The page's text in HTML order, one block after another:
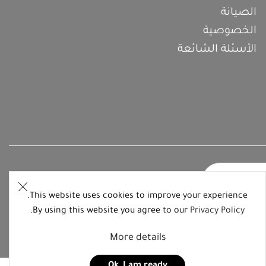
This website uses cookies to improve your experience.
By using this website you agree to our Privacy Policy
.
More details
الصيانة
الخصوصية
الأسئلة الشائعة